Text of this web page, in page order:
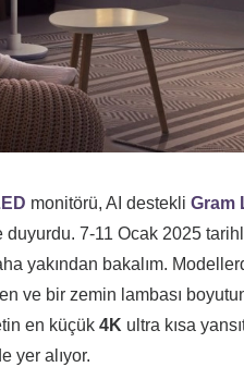
monitörü, AI destekli Gram
duyurdu. 7-11 Ocak 2025
yakından bakalım.
ve bir zemin lambası
en küçük 4K ultra kısa
yer alıyor.